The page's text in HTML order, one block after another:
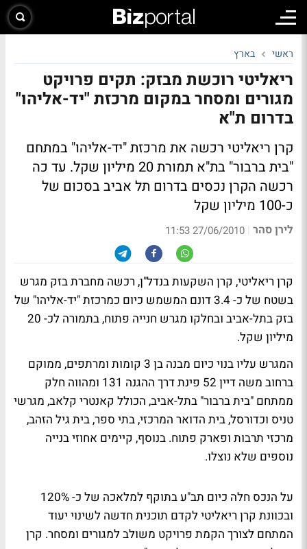
ראשי בארץ
ריאליטי רוכשת מבזק: תקים פרויקט
מגורים ומסחר במקום מרכזת "יד-אליהו"
בדרום ת"א
קרן ריאליטי רכשה את מרכזת "יד-אליהו" במתחם
"בית ברבור" בת"א תמורת 20 מיליון שקל. עד כה
רכשה הקרן נכסים בדרום תל אביב בסכום של
כ-100 מיליון שקל
לירן סהר |
27/06/2010 11:53
קרן ריאליטי, קרן השקעות בנדל"ן, רכשה מחברת בזק מגרש
בשטח של כ- 3.4 דונם המשמש כיום כמרכזת "יד-אליהו" של
בזק בתל-אביב ובחלקו מגרש חנייה פתוח, בתמורה לכ- 20
מיליון שקל.
המגרש עליו בנוי כיום מבנה בן 3 קומות ומרתפים, ממוקם
ברחוב משה דיין 52 פינת דרך ההגנה 131 ומהווה חלק
ממתחם "בית ברבור" בתל-אביב, הכולל קאנטרי קלאב, מגרשי
טניס וכדורסל, בית הדואר המרכזי, בתי ספר, בית גיל הזהב,
מרכזי תרבות ופארק פתוח. בנוסף, קיימים אחוזי בנייה
נוספים שלא נוצלו.
על הנכס חלה כיום תב"ע בתוקף למלאכה של כ- 120%
ובכוונת קרן ריאליטי לקדם תוכנית חדשה לשינוי יעוד
המתחם לצורך הקמת פרויקט משולב למגורים ומסחר. קרן